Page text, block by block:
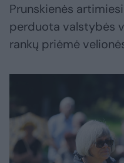
Prunskienės
perduota valstybės
rankų priėmė